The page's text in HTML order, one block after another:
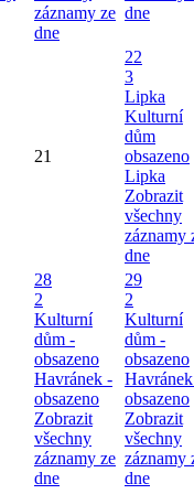
záznamy ze
dne
dne
21
22
3
Lipka
Kulturní
dům
obsazeno
Lipka
Zobrazit
všechny
záznamy
dne
28
2
Kulturní
dům -
obsazeno
Havránek -
obsazeno
Zobrazit
všechny
záznamy ze
dne
29
2
Kulturní
dům -
obsazeno
obsazeno
Zobrazit
všechny
záznamy
dne